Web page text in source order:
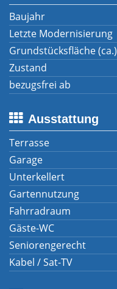
Baujahr
Letzte Modernisierung
Grundstücksfläche (ca.)
Zustand
bezugsfrei ab
Ausstattung
Terrasse
Garage
Unterkellert
Gartennutzung
Fahrradraum
Gäste-WC
Seniorengerecht
Kabel / Sat-TV